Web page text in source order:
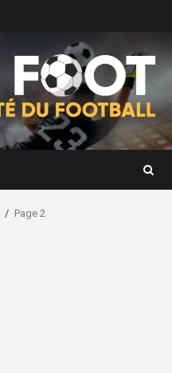
Page 2